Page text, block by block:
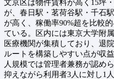
文京区は物件賃料が高く15坪
が、春日駅・茗荷谷駅・千石
が高く、稼働率90%超を比較
ている。区内には東京大学附
医療機関が集積しており、退
ルートを構築しやすい点が収
人規模では管理者兼務が認め
抑えながら利用者3人に対し1